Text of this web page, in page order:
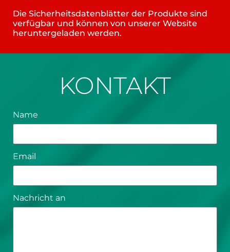
Die Sicherheitsdatenblätter der Produkte sind
verfügbar und können von unserer Website
heruntergeladen werden.
KONTAKT
Name
Email
Nachricht an